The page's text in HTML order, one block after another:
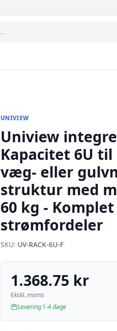
UNIVIEW
Uniview
Kapacitet 6U
væg- eller
struktur med
60 kg -
strømfordeler
SKU: UV-RACK-6U-F
1.368.75 kr
Ekskl. moms
Levering 1-4 dage